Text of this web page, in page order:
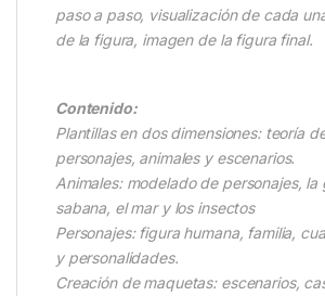
paso a paso, visualización de cada
de la figura, imagen de la figura final.
Contenido:
Plantillas en dos dimensiones: teoría
personajes, animales y escenarios.
Animales: modelado de personajes, la
sabana, el mar y los insectos
Personajes: figura humana, familia,
y personalidades.
Creación de maquetas: escenarios,